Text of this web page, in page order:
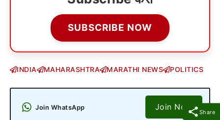
Share
SUBSCRIBE NOW
INDIA MAHARASHTRA MARATHI NEWS POLITICS
Join WhatsApp Join Now